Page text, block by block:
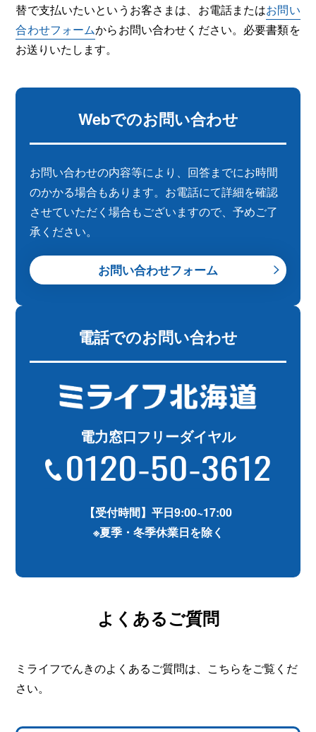
替で支払いたいというお客さまは、お電話またはお問い
合わせフォームからお問い合わせください。必要書類を
お送りいたします。
Webでのお問い合わせ
お問い合わせの内容等により、回答までにお時間
のかかる場合もあります。お電話にて詳細を確認
させていただく場合もございますので、予めご了
承ください。
お問い合わせフォーム
電話でのお問い合わせ
電力窓口フリーダイヤル
0120-50-3612
【受付時間】平日9:00~17:00
※夏季・冬季休業日を除く
よくあるご質問
ミライフでんきのよくあるご質問は、こちらをご覧くだ
さい。